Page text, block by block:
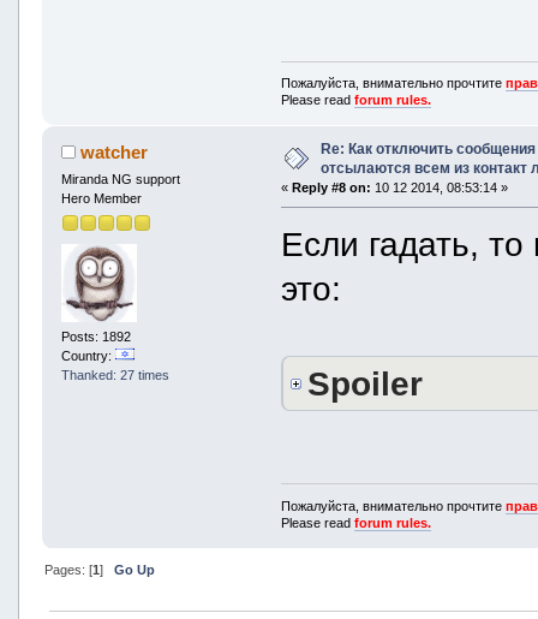
Пожалуйста, внимательно прочтите
Please readforum rules.
watcher
Miranda NG support
Hero Member
Posts: 1892
Country:
Thanked: 27 times
Re: Как отключить
отсылаются всем из контакт
« Reply #8 on: 10 12 2014, 08:53:14 »
Если гадать,
это:
Spoiler
Пожалуйста, внимательно прочтите
Please readforum rules.
Pages: [1] Go Up